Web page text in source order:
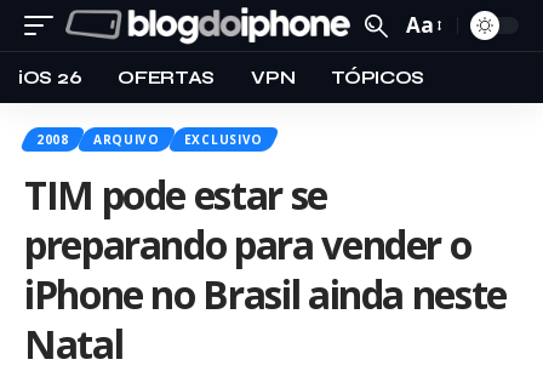
Aa
iOS 26 OFERTAS VPN TÓPICOS
2008 ARQUIVO EXCLUSIVO
TIM pode estar se
preparando para vender o
iPhone no Brasil ainda neste
Natal